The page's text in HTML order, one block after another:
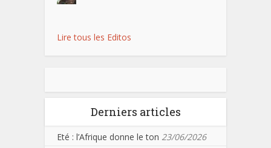
Lire tous les Editos
Derniers articles
Eté : l’Afrique donne le ton 23/06/2026